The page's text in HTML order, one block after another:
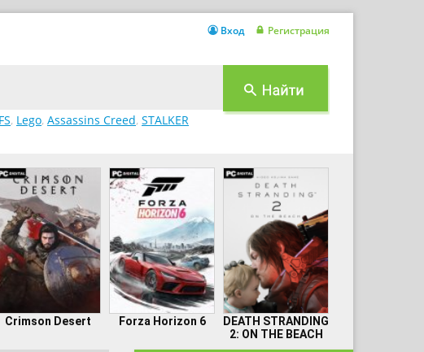
, Lego, Assassins Creed, STALKER
Вход Регистрация
Crimson Desert Forza Horizon 6
DEATH STRANDING
2: ON THE BEACH